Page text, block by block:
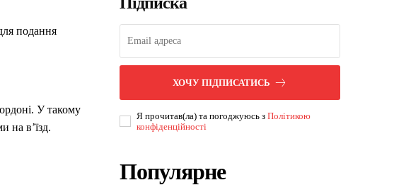
подання
У такому
на в’їзд.
ХОЧУ ПІДПИСАТИСЬ
Я прочитав(ла) та погоджуюсь зПолітикою
конфіденційності
Популярне